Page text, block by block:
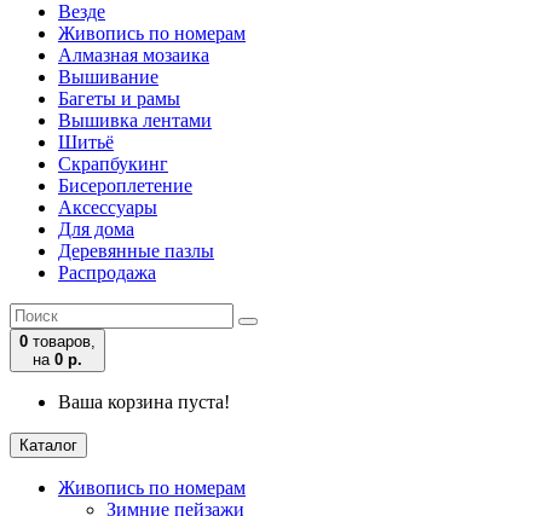
Везде
Живопись по номерам
Алмазная мозаика
Вышивание
Багеты и рамы
Вышивка лентами
Шитьё
Скрапбукинг
Бисероплетение
Аксессуары
Для дома
Деревянные пазлы
Распродажа
0 товаров,
на 0 р.
Ваша корзина пуста!
Каталог
Живопись по номерам
Зимние пейзажи